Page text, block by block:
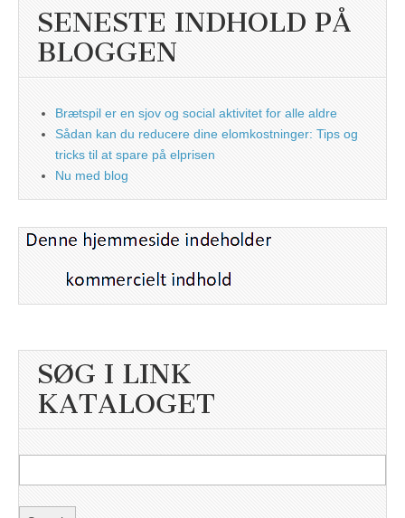
SENESTE INDHOLD PÅ
BLOGGEN
Brætspil er en sjov og social aktivitet for alle aldre
Sådan kan du reducere dine elomkostninger: Tips og
tricks til at spare på elprisen
Nu med blog
SØG I LINK
KATALOGET